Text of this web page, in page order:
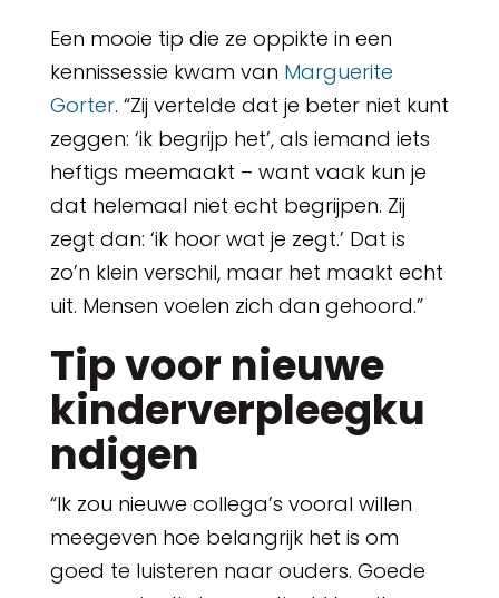
Een mooie tip die ze oppikte in een
kennissessie kwam van Marguerite
Gorter. “Zij vertelde dat je beter niet kunt
zeggen: ‘ik begrijp het’, als iemand iets
heftigs meemaakt – want vaak kun je
dat helemaal niet echt begrijpen. Zij
zegt dan: ‘ik hoor wat je zegt.’ Dat is
zo’n klein verschil, maar het maakt echt
uit. Mensen voelen zich dan gehoord.”
Tip voor nieuwe
kinderverpleegku
ndigen
“Ik zou nieuwe collega’s vooral willen
meegeven hoe belangrijk het is om
goed te luisteren naar ouders. Goede